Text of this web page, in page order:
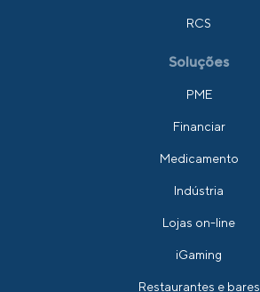
RCS
Soluções
PME
Financiar
Medicamento
Indústria
Lojas on-line
iGaming
Restaurantes e bares